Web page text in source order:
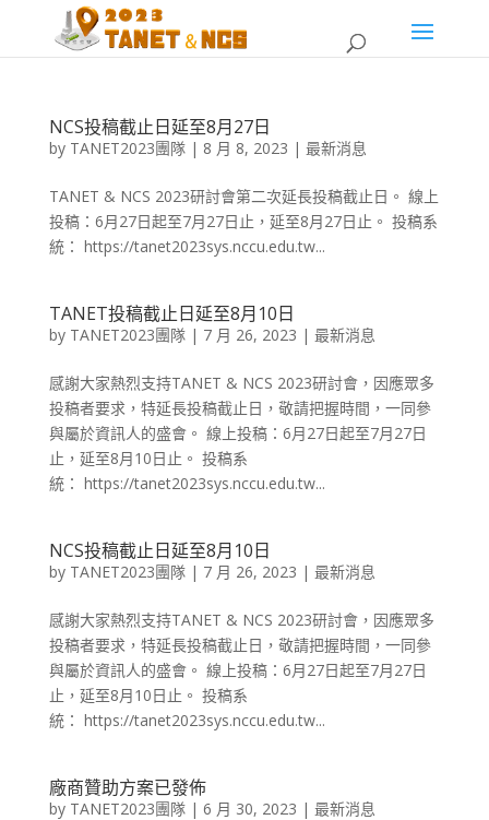
NCS投稿截止日延至8月27日
by TANET2023團隊| 8 月 8, 2023 | 最新消息
TANET & NCS 2023研討會第二次延長投稿截止日。 線上
投稿：6月27日起至7月27日止，延至8月27日止。 投稿系
統： https://tanet2023sys.nccu.edu.tw...
TANET投稿截止日延至8月10日
by TANET2023團隊| 7 月 26, 2023 | 最新消息
感謝大家熱烈支持TANET & NCS 2023研討會，因應眾多
投稿者要求，特延長投稿截止日，敬請把握時間，一同參
與屬於資訊人的盛會。 線上投稿：6月27日起至7月27日
止，延至8月10日止。 投稿系
統： https://tanet2023sys.nccu.edu.tw...
NCS投稿截止日延至8月10日
by TANET2023團隊| 7 月 26, 2023 | 最新消息
感謝大家熱烈支持TANET & NCS 2023研討會，因應眾多
投稿者要求，特延長投稿截止日，敬請把握時間，一同參
與屬於資訊人的盛會。 線上投稿：6月27日起至7月27日
止，延至8月10日止。 投稿系
統： https://tanet2023sys.nccu.edu.tw...
廠商贊助方案已發佈
by TANET2023團隊| 6 月 30, 2023 | 最新消息